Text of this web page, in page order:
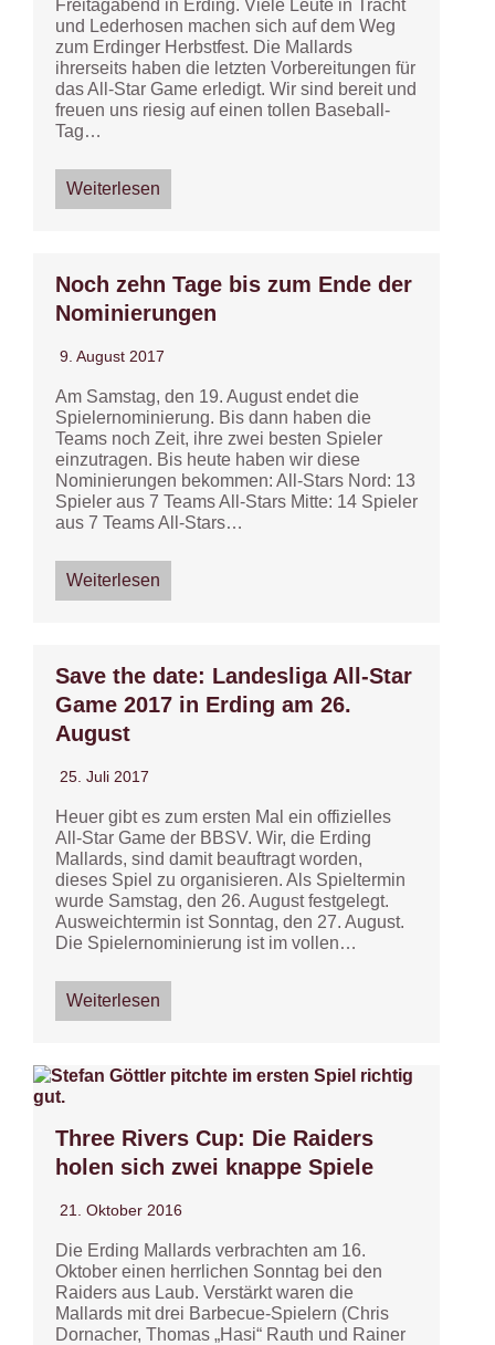
Freitagabend in Erding. Viele Leute in Tracht
und Lederhosen machen sich auf dem Weg
zum Erdinger Herbstfest. Die Mallards
ihrerseits haben die letzten Vorbereitungen für
das All-Star Game erledigt. Wir sind bereit und
freuen uns riesig auf einen tollen Baseball-
Tag…
Weiterlesen
Noch zehn Tage bis zum Ende der
Nominierungen
9. August 2017
Am Samstag, den 19. August endet die
Spielernominierung. Bis dann haben die
Teams noch Zeit, ihre zwei besten Spieler
einzutragen. Bis heute haben wir diese
Nominierungen bekommen: All-Stars Nord: 13
Spieler aus 7 Teams All-Stars Mitte: 14 Spieler
aus 7 Teams All-Stars…
Weiterlesen
Save the date: Landesliga All-Star
Game 2017 in Erding am 26.
August
25. Juli 2017
Heuer gibt es zum ersten Mal ein offizielles
All-Star Game der BBSV. Wir, die Erding
Mallards, sind damit beauftragt worden,
dieses Spiel zu organisieren. Als Spieltermin
wurde Samstag, den 26. August festgelegt.
Ausweichtermin ist Sonntag, den 27. August.
Die Spielernominierung ist im vollen…
Weiterlesen
Three Rivers Cup: Die Raiders
holen sich zwei knappe Spiele
21. Oktober 2016
Die Erding Mallards verbrachten am 16.
Oktober einen herrlichen Sonntag bei den
Raiders aus Laub. Verstärkt waren die
Mallards mit drei Barbecue-Spielern (Chris
Dornacher, Thomas „Hasi“ Rauth und Rainer